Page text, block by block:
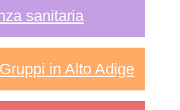
sanitaria
in Alto Adige